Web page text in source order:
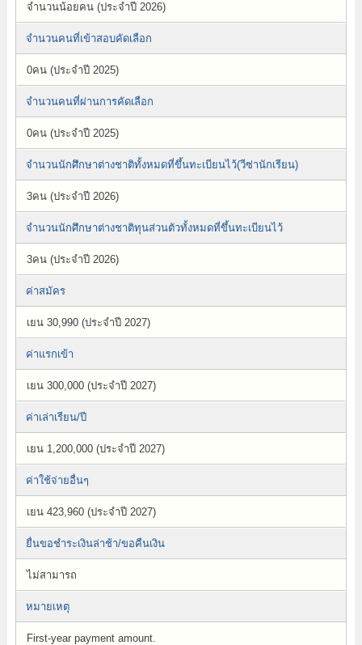
จำนวนน้อยคน (ประจำปี 2026)
จำนวนคนที่เข้าสอบคัดเลือก
0คน (ประจำปี 2025)
จำนวนคนที่ผ่านการคัดเลือก
0คน (ประจำปี 2025)
จำนวนนักศึกษาต่างชาติทั้งหมดที่ขึ้นทะเบียนไว้(วีซ่านักเรียน)
3คน (ประจำปี 2026)
จำนวนนักศึกษาต่างชาติทุนส่วนตัวทั้งหมดที่ขึ้นทะเบียนไว้
3คน (ประจำปี 2026)
ค่าสมัคร
เยน 30,990 (ประจำปี 2027)
ค่าแรกเข้า
เยน 300,000 (ประจำปี 2027)
ค่าเล่าเรียน/ปี
เยน 1,200,000 (ประจำปี 2027)
ค่าใช้จ่ายอื่นๆ
เยน 423,960 (ประจำปี 2027)
ยื่นขอชำระเงินล่าช้า/ขอคืนเงิน
ไม่สามารถ
หมายเหตุ
First-year payment amount.